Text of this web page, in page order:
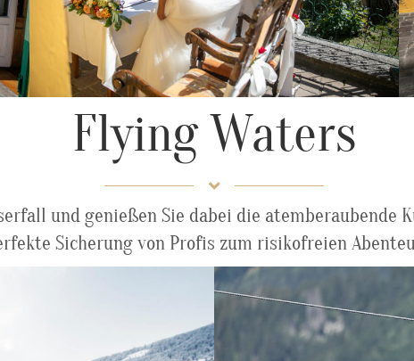
Flying Waters
und genießen Sie dabei die atemberaubende
Sicherung von Profis zum risikofreien